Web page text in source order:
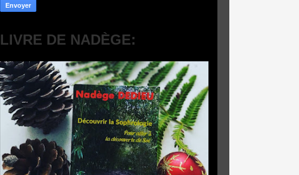
LIVRE DE NADÈGE: